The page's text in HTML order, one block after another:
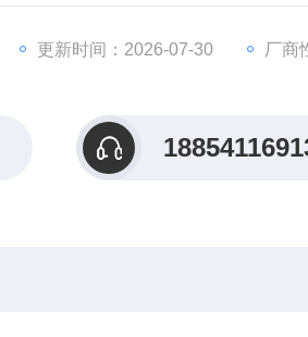
更新时间：2026-07-30 厂商